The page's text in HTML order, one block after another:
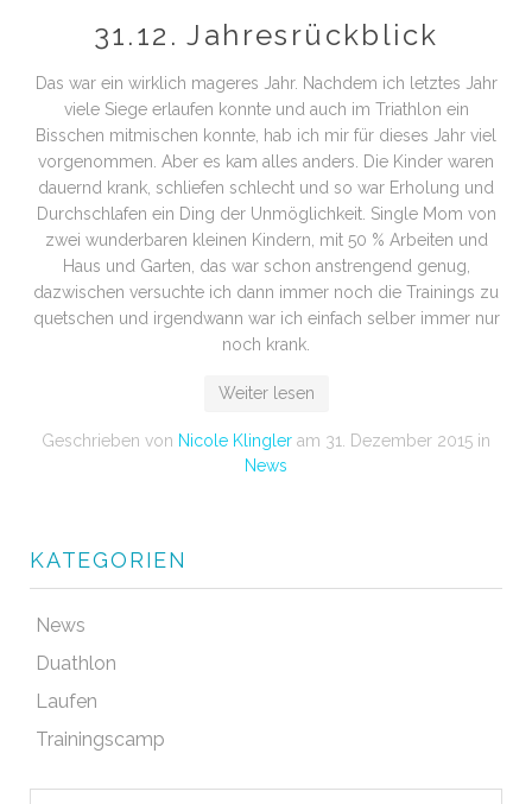
31.12. Jahresrückblick
Das war ein wirklich mageres Jahr. Nachdem ich letztes Jahr
viele Siege erlaufen konnte und auch im Triathlon ein
Bisschen mitmischen konnte, hab ich mir für dieses Jahr viel
vorgenommen. Aber es kam alles anders. Die Kinder waren
dauernd krank, schliefen schlecht und so war Erholung und
Durchschlafen ein Ding der Unmöglichkeit. Single Mom von
zwei wunderbaren kleinen Kindern, mit 50 % Arbeiten und
Haus und Garten, das war schon anstrengend genug,
dazwischen versuchte ich dann immer noch die Trainings zu
quetschen und irgendwann war ich einfach selber immer nur
noch krank.
Weiter lesen
Geschrieben von Nicole Klingler am 31. Dezember 2015 in
News
KATEGORIEN
News
Duathlon
Laufen
Trainingscamp